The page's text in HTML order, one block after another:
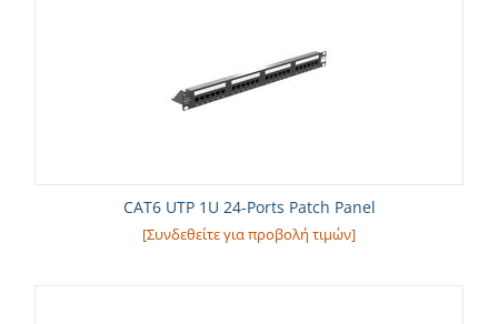
CAT6 UTP 1U 24-Ports Patch Panel
[Συνδεθείτε για προβολή τιμών]